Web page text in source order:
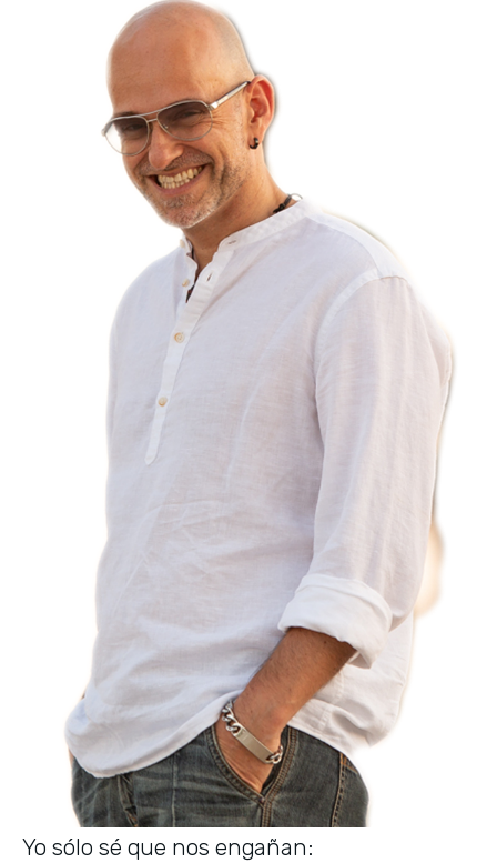
Yo sólo sé que nos engañan: